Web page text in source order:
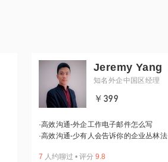
Jeremy Yang
知名外企中国区经理
￥399
·高效沟通-外企工作电子邮件怎么写
·高效沟通-少有人会告诉你的企业丛林法
7 人约聊过 • 评分 9.8